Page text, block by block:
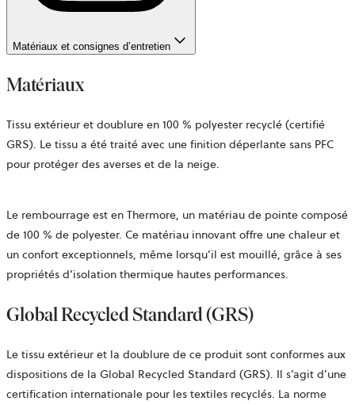
Matériaux et consignes d’entretien
Matériaux
Tissu extérieur et doublure en 100 % polyester recyclé (certifié
GRS). Le tissu a été traité avec une finition déperlante sans PFC
pour protéger des averses et de la neige.
Le rembourrage est en Thermore, un matériau de pointe composé
de 100 % de polyester. Ce matériau innovant offre une chaleur et
un confort exceptionnels, même lorsqu’il est mouillé, grâce à ses
propriétés d’isolation thermique hautes performances.
Global Recycled Standard (GRS)
Le tissu extérieur et la doublure de ce produit sont conformes aux
dispositions de la Global Recycled Standard (GRS). Il s’agit d’une
certification internationale pour les textiles recyclés. La norme